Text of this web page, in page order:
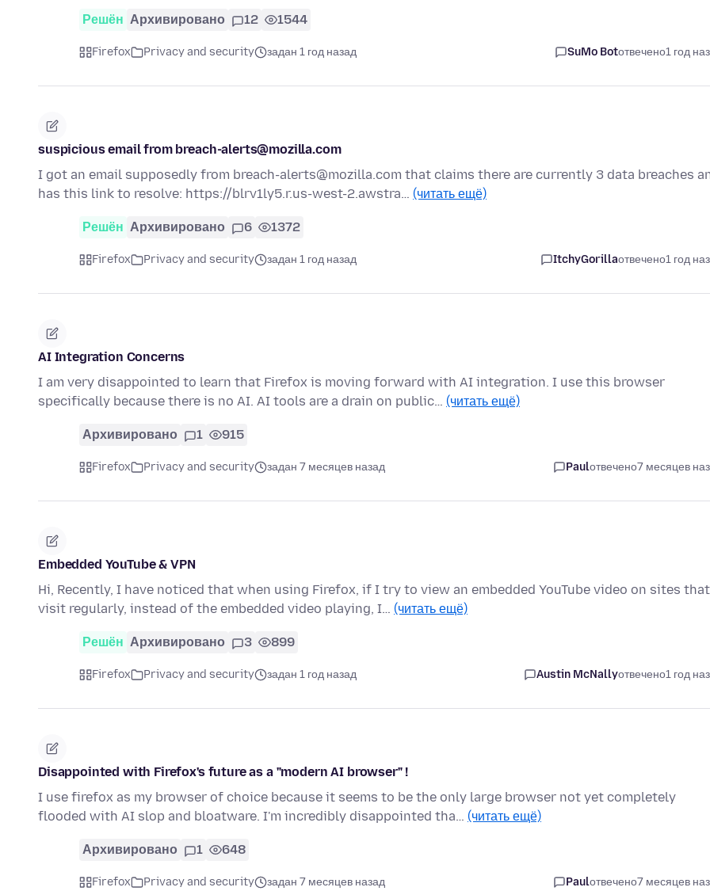
Решён Архивировано 12 1544
Firefox Privacy and security задан 1 год назад SuMo Botотвечено1 год
suspicious email from breach-alerts@mozilla.com
I got an email supposedly from breach-alerts@mozilla.com that claims there are currently 3 data breaches
has this link to resolve: https://blrv1ly5.r.us-west-2.awstra… (читать ещё)
Решён Архивировано 6 1372
Firefox Privacy and security задан 1 год назад ItchyGorillaотвечено1 год
AI Integration Concerns
I am very disappointed to learn that Firefox is moving forward with AI integration. I use this browser
specifically because there is no AI. AI tools are a drain on public… (читать ещё)
Архивировано 1 915
Firefox Privacy and security задан 7 месяцев назад Paulотвечено7 месяцев
Embedded YouTube & VPN
Hi, Recently, I have noticed that when using Firefox, if I try to view an embedded YouTube video on sites
visit regularly, instead of the embedded video playing, I… (читать ещё)
Решён Архивировано 3 899
Firefox Privacy and security задан 1 год назад Austin McNallyотвечено1 год
Disappointed with Firefox's future as a "modern AI browser" !
I use firefox as my browser of choice because it seems to be the only large browser not yet completely
flooded with AI slop and bloatware. I'm incredibly disappointed tha… (читать ещё)
Архивировано 1 648
Firefox Privacy and security задан 7 месяцев назад Paulотвечено7 месяцев